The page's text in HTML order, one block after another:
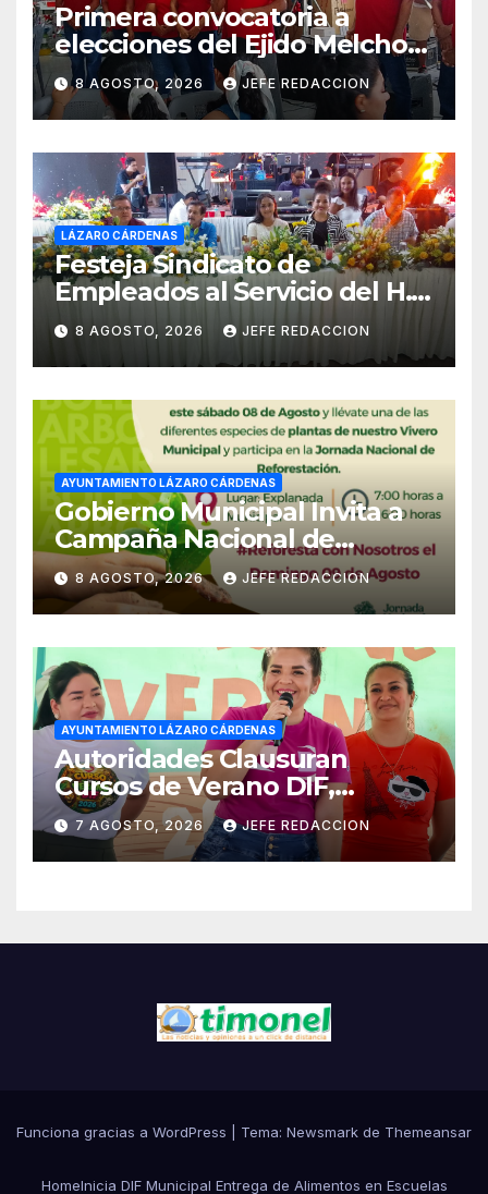
Primera convocatoria a
elecciones del Ejido Melchor
Ocampo en Lázaro Cárdenas
el domingo
8 AGOSTO, 2026 JEFE REDACCION
LÁZARO CÁRDENAS
Festeja Sindicato de
Empleados al Servicio del H.
Ayuntamiento de LZC Día del
Empleado Municipal
8 AGOSTO, 2026 JEFE REDACCION
AYUNTAMIENTO LÁZARO CÁRDENAS
Gobierno Municipal Invita a
Campaña Nacional de
Reforestación
8 AGOSTO, 2026 JEFE REDACCION
AYUNTAMIENTO LÁZARO CÁRDENAS
Autoridades Clausuran
Cursos de Verano DIF,
Seguridad Pública y Casa de
Cultura 2026
7 AGOSTO, 2026 JEFE REDACCION
Funciona gracias a WordPress Tema: Newsmark de Themeansar
HomeInicia DIF Municipal Entrega de Alimentos en Escuelas